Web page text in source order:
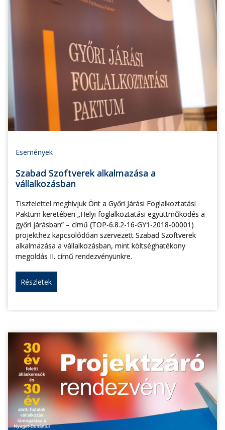
Események
Szabad Szoftverek alkalmazása a
vállalkozásban
Tisztelettel meghívjuk Önt a Győri Járási Foglalkoztatási
Paktum keretében „Helyi foglalkoztatási együttműködés a
győri járásban” – című (TOP-6.8.2-16-GY1-2018-00001)
projekthez kapcsolódóan szervezett Szabad Szoftverek
alkalmazása a vállalkozásban, mint költséghatékony
megoldás II. című rendezvényünkre.
Részletek